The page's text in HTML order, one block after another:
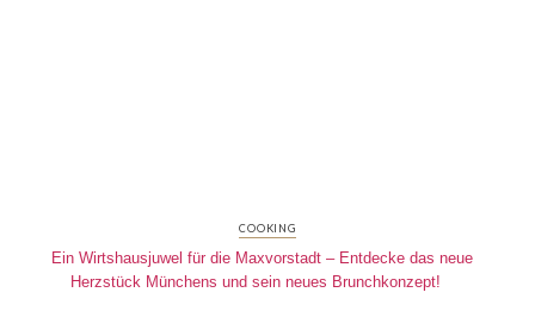
COOKING
Ein Wirtshausjuwel für die Maxvorstadt – Entdecke das neue
Herzstück Münchens und sein neues Brunchkonzept!